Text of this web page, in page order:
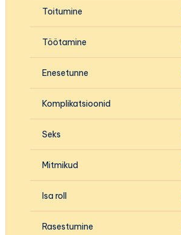
Toitumine
Töötamine
Enesetunne
Komplikatsioonid
Seks
Mitmikud
Isa roll
Rasestumine